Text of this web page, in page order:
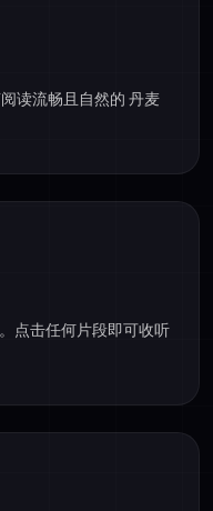
读流畅且自然的 丹麦
点击任何片段即可收听